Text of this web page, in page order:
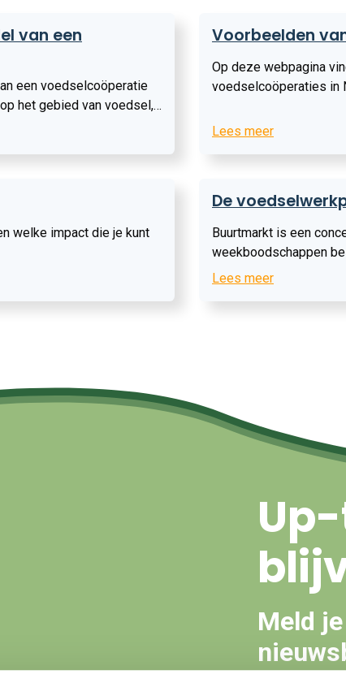
van een
een voedselcoöperatie
het gebied van voedsel,
van menselijke
Voorbeelden
Op deze webpagina
voedselcoöperaties in
Lees meer
meer
welke impact die je kunt
De
Buurtmarkt is een
weekboodschappen
Local Foodn Works.
Lees meer
meer
Meld